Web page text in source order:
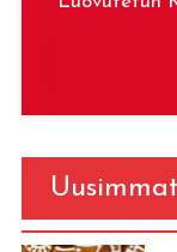
Uusimmat